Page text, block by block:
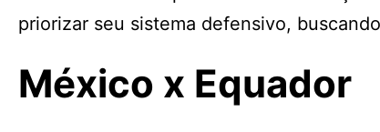
priorizar seu sistema defensivo,
México x Equador